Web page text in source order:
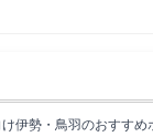
伊勢・鳥羽のおすすめ